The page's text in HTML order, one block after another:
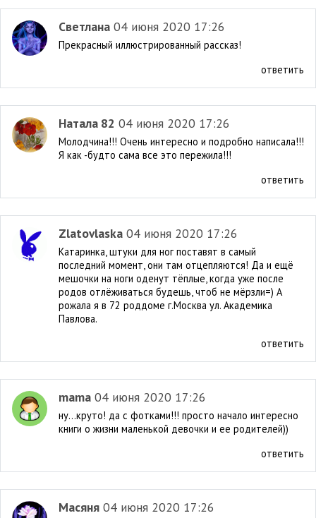
Светлана 04 июня 2020 17:26
Прекрасный иллюстрированный рассказ!
ответить
Натала 82 04 июня 2020 17:26
Молодчина!!! Очень интересно и подробно написала!!!
Я как -будто сама все это пережила!!!
ответить
Zlatovlaska 04 июня 2020 17:26
Катаринка, штуки для ног поставят в самый
последний момент, они там отцепляются! Да и ещё
мешочки на ноги оденут тёплые, когда уже после
родов отлёживаться будешь, чтоб не мёрзли=) А
рожала я в 72 роддоме г.Москва ул. Академика
Павлова.
ответить
mama 04 июня 2020 17:26
ну...круто! да с фотками!!! просто начало интересно
книги о жизни маленькой девочки и ее родителей))
ответить
Масяня 04 июня 2020 17:26